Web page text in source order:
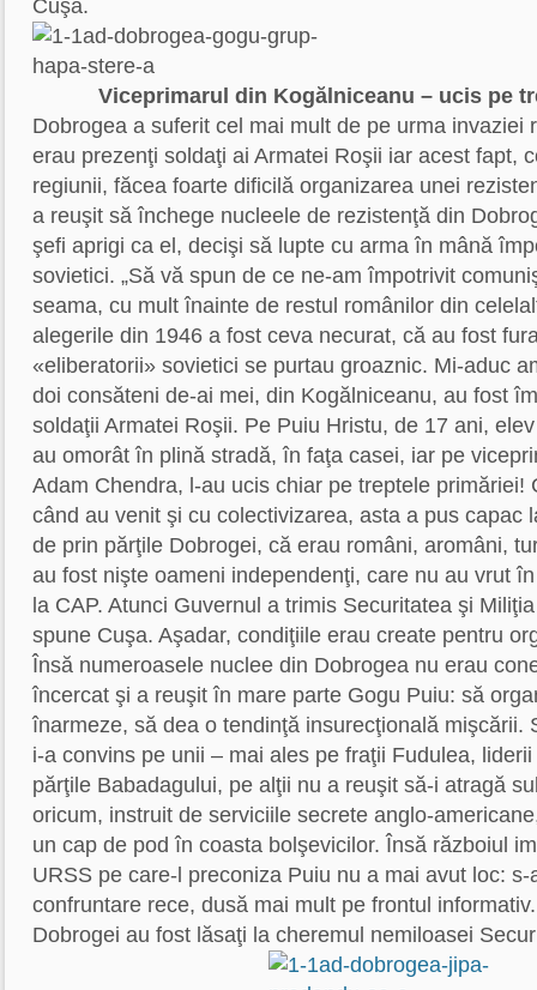
Cuşa.
Viceprimarul din Kogălniceanu – ucis pe
Dobrogea a suferit cel mai mult de pe urma invaziei
erau prezenţi soldaţi ai Armatei Roşii iar acest fapt,
regiunii, făcea foarte dificilă organizarea unei
a reuşit să închege nucleele de rezistenţă din
şefi aprigi ca el, decişi să lupte cu arma în mână
sovietici. „Să vă spun de ce ne-am împotrivit
seama, cu mult înainte de restul românilor din
alegerile din 1946 a fost ceva necurat, că au fost
«eliberatorii» sovietici se purtau groaznic. Mi-aduc
doi consăteni de-ai mei, din Kogălniceanu, au fost
soldaţii Armatei Roşii. Pe Puiu Hristu, de 17 ani,
au omorât în plină stradă, în faţa casei, iar pe
Adam Chendra, l-au ucis chiar pe treptele primăriei!
când au venit şi cu colectivizarea, asta a pus capac
de prin părţile Dobrogei, că erau români, aromâni,
au fost nişte oameni independenţi, care nu au vrut
la CAP. Atunci Guvernul a trimis Securitatea şi
spune Cuşa. Aşadar, condiţiile erau create pentru
Însă numeroasele nuclee din Dobrogea nu erau
încercat şi a reuşit în mare parte Gogu Puiu: să
înarmeze, să dea o tendinţă insurecţională mişcării.
i-a convins pe unii – mai ales pe fraţii Fudulea,
părţile Babadagului, pe alţii nu a reuşit să-i atragă
oricum, instruit de serviciile secrete anglo-
un cap de pod în coasta bolşevicilor. Însă războiul
URSS pe care-l preconiza Puiu nu a mai avut loc:
confruntare rece, dusă mai mult pe frontul
Dobrogei au fost lăsaţi la cheremul nemiloasei